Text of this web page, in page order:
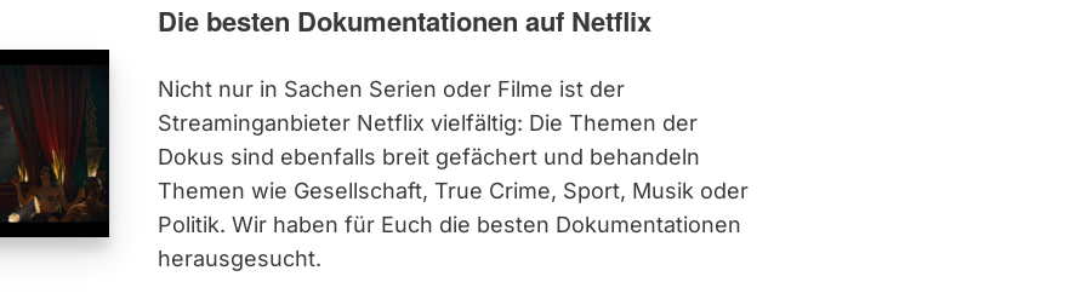
Die besten Dokumentationen auf Netflix
Nicht nur in Sachen Serien oder Filme ist der
Streaminganbieter Netflix vielfältig: Die Themen der
Dokus sind ebenfalls breit gefächert und behandeln
Themen wie Gesellschaft, True Crime, Sport, Musik oder
Politik. Wir haben für Euch die besten Dokumentationen
herausgesucht.